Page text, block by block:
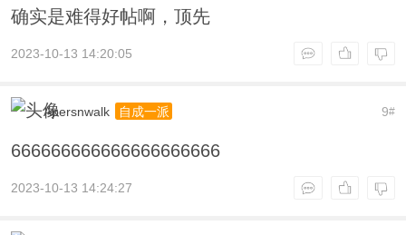
确实是难得好帖啊，顶先
2023-10-13 14:20:05
9#
Apersnwalk 自成一派
666666666666666666666
2023-10-13 14:24:27